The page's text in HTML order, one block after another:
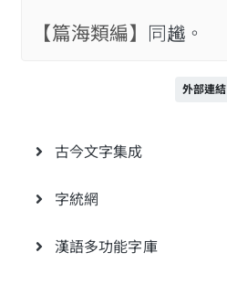
【篇海類編】 同𧾢。
外部連結
古今文字集成
字統網
漢語多功能字庫